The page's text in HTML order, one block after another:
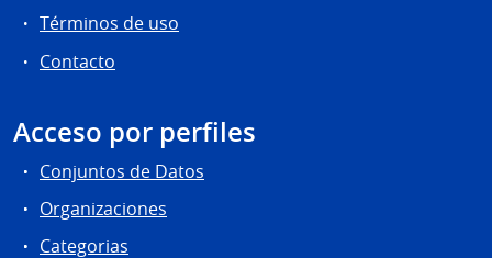
Términos de uso
Contacto
Acceso por perfiles
Conjuntos de Datos
Organizaciones
Categorias